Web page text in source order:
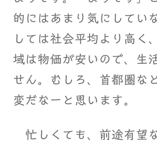
的にはあまり気にしてい
しては社会平均より高く
域は物価が安いので、生
せん。むしろ、首都圏な
変だなーと思います。
忙しくても、前途有望